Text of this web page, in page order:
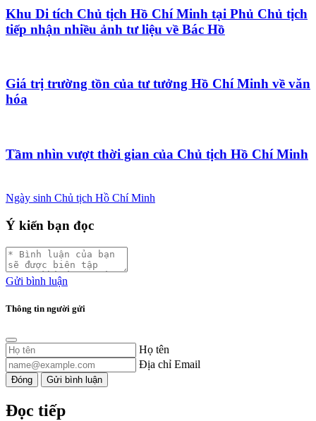
Khu Di tích Chủ tịch Hồ Chí Minh tại Phủ Chủ tịch
tiếp nhận nhiều ảnh tư liệu về Bác Hồ
Giá trị trường tồn của tư tưởng Hồ Chí Minh về văn
hóa
Tầm nhìn vượt thời gian của Chủ tịch Hồ Chí Minh
Ngày sinh Chủ tịch Hồ Chí Minh
Ý kiến bạn đọc
Gửi bình luận
Thông tin người gửi
Họ tên
Địa chỉ Email
Đóng Gửi bình luận
Đọc tiếp